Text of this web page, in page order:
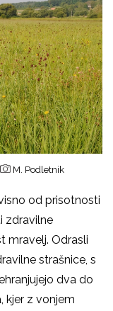
M. Podletnik
od prisotnosti
zdravilne
mravelj. Odrasli
strašnice, s
dva do
kjer z vonjem